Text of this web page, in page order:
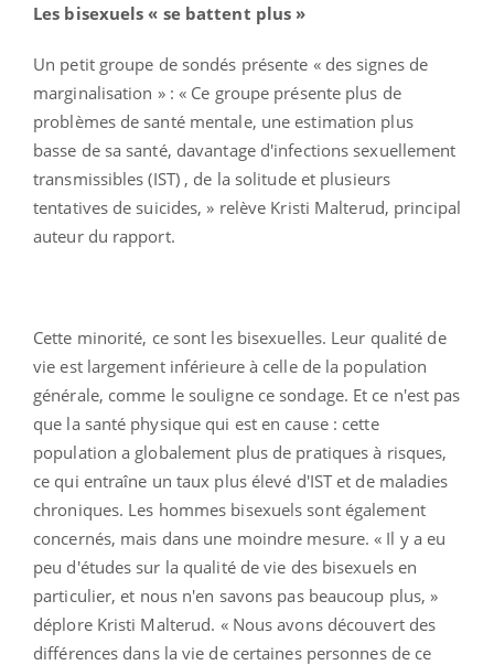
Les bisexuels « se battent plus »
Un petit groupe de sondés présente « des signes de
marginalisation » : « Ce groupe présente plus de
problèmes de santé mentale, une estimation plus
basse de sa santé, davantage d'infections sexuellement
transmissibles (IST) , de la solitude et plusieurs
tentatives de suicides, » relève Kristi Malterud, principal
auteur du rapport.
Cette minorité, ce sont les bisexuelles. Leur qualité de
vie est largement inférieure à celle de la population
générale, comme le souligne ce sondage. Et ce n'est pas
que la santé physique qui est en cause : cette
population a globalement plus de pratiques à risques,
ce qui entraîne un taux plus élevé d'IST et de maladies
chroniques. Les hommes bisexuels sont également
concernés, mais dans une moindre mesure. « Il y a eu
peu d'études sur la qualité de vie des bisexuels en
particulier, et nous n'en savons pas beaucoup plus, »
déplore Kristi Malterud. « Nous avons découvert des
différences dans la vie de certaines personnes de ce